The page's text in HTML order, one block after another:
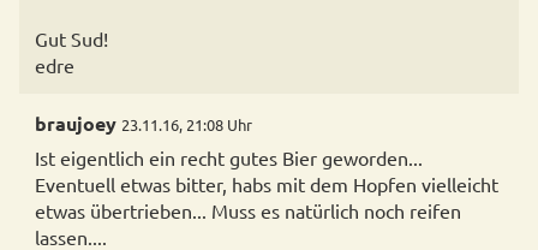
Gut Sud!
edre
braujoey 23.11.16, 21:08 Uhr
Ist eigentlich ein recht gutes Bier geworden...
Eventuell etwas bitter, habs mit dem Hopfen vielleicht
etwas übertrieben... Muss es natürlich noch reifen
lassen....